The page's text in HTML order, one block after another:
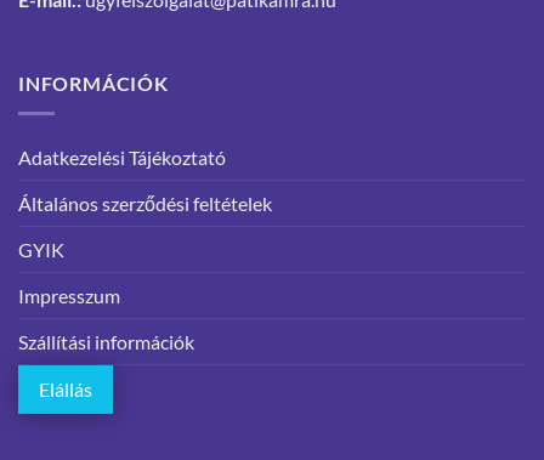
INFORMÁCIÓK
Adatkezelési Tájékoztató
Általános szerződési feltételek
GYIK
Impresszum
Szállítási információk
Elállás